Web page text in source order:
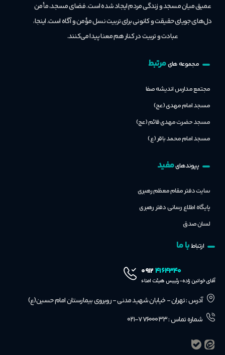
عمیق میان مسجد و زندگی مردم ایجاد شده است. فضای مسجد، مأمن
دل‌های جویای حقیقت و کانونی برای تربیت نسل مؤمن و آگاه است. اینجا،
عبادت و تربیت در کنار هم معنا پیدا می‌کنند.
مجموعه هایمرتبط
مجتمع مدارس اندیشه صفا
مسجد امام مهدی (عج)
مسجد حضرت مهدی قائم (عج)
مسجد امام محمد باقر (ع)
پیوندهایمفید
سایت دفتر مقام معظم رهبری
پایگاه اطلاع رسانی دفتر رهبری
لسان صدق
ارتباطبا ما
۰۹۱۲۴۱۶۴۳۴۰
آقای خوانین زاده-رئییس هیئت امناء
آدرس : تهران - خیابان شهید مدنی - روبروی بیمارستان امام حسین(ع)
شماره تماس : ۷۷۶۰۰۰۳۳-۰۲۱